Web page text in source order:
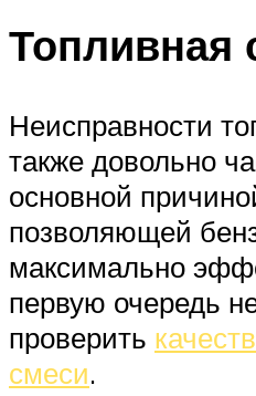
Топливная
Неисправности
также довольно
основной
позволяющей
максимально
первую очередь
проверить
смеси.